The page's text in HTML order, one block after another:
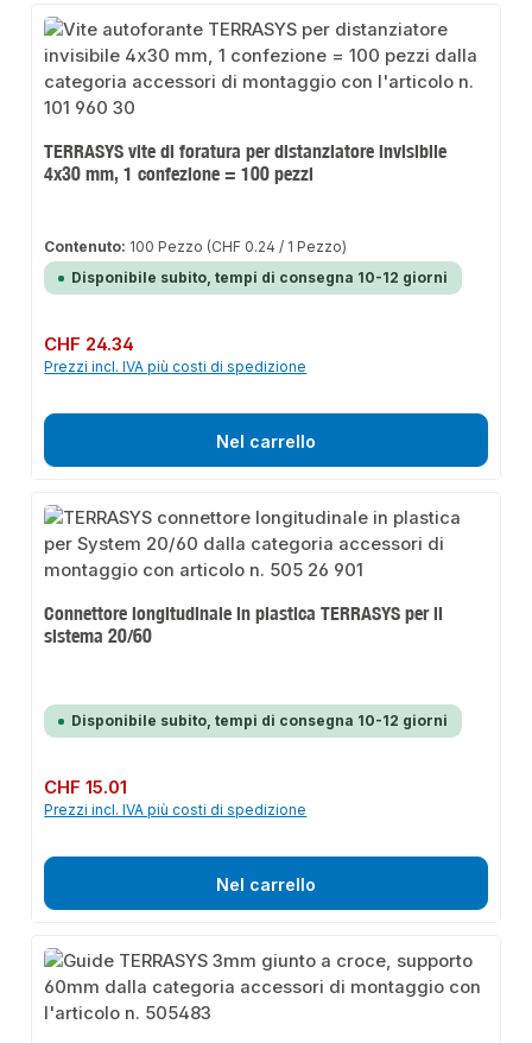
TERRASYS vite di foratura per distanziatore invisibile
4x30 mm, 1 confezione = 100 pezzi
Contenuto: 100 Pezzo (CHF 0.24 / 1 Pezzo)
Disponibile subito, tempi di consegna 10-12 giorni
Prezzo normale:
CHF 24.34
Prezzi incl. IVA più costi di spedizione
Nel carrello
Connettore longitudinale in plastica TERRASYS per il
sistema 20/60
Disponibile subito, tempi di consegna 10-12 giorni
Prezzo normale:
CHF 15.01
Prezzi incl. IVA più costi di spedizione
Nel carrello